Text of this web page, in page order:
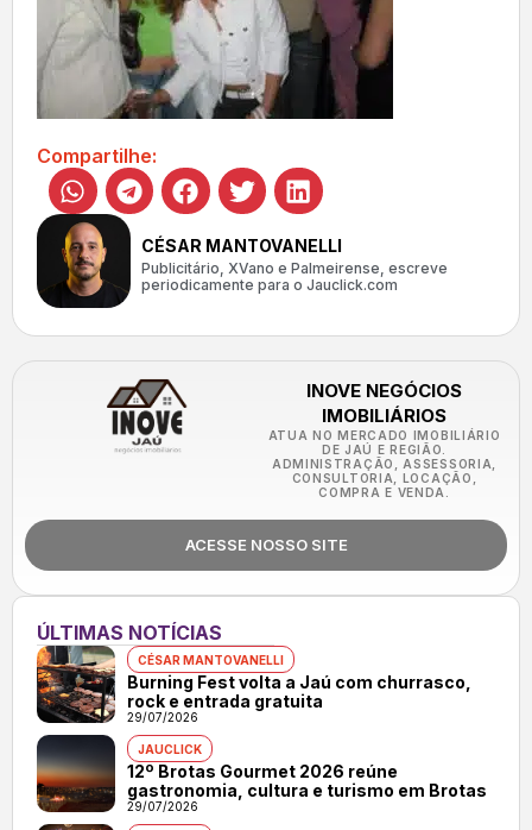
Compartilhe:
CÉSAR MANTOVANELLI
Publicitário, XVano e Palmeirense, escreve
periodicamente para o Jauclick.com
INOVE NEGÓCIOS
IMOBILIÁRIOS
ATUA NO MERCADO IMOBILIÁRIO
DE JAÚ E REGIÃO.
ADMINISTRAÇÃO, ASSESSORIA,
CONSULTORIA, LOCAÇÃO,
COMPRA E VENDA.
ACESSE NOSSO SITE
ÚLTIMAS NOTÍCIAS
CÉSAR MANTOVANELLI
Burning Fest volta a Jaú com churrasco,
rock e entrada gratuita
29/07/2026
JAUCLICK
12º Brotas Gourmet 2026 reúne
gastronomia, cultura e turismo em Brotas
29/07/2026